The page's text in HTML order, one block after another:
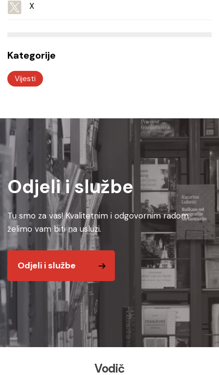
X
Kategorije
Vijesti
Odjeli i službe
Tu smo za vas! Kvalitetnim i odgovornim radom
želimo vam biti na usluzi.
Odjeli i službe
Vodič